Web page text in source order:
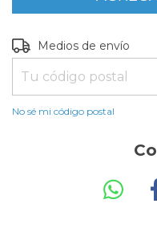
Entregas para el CP:
Medios de envío
No sé mi código postal